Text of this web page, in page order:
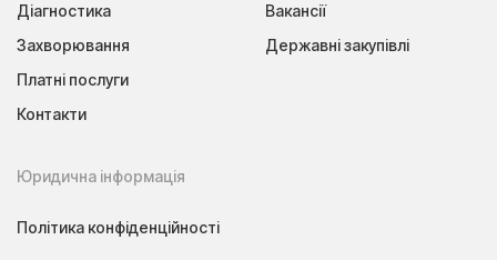
Діагностика
Захворювання
Платні послуги
Контакти
Вакансії
Державні закупівлі
Юридична інформація
Політика конфіденційності